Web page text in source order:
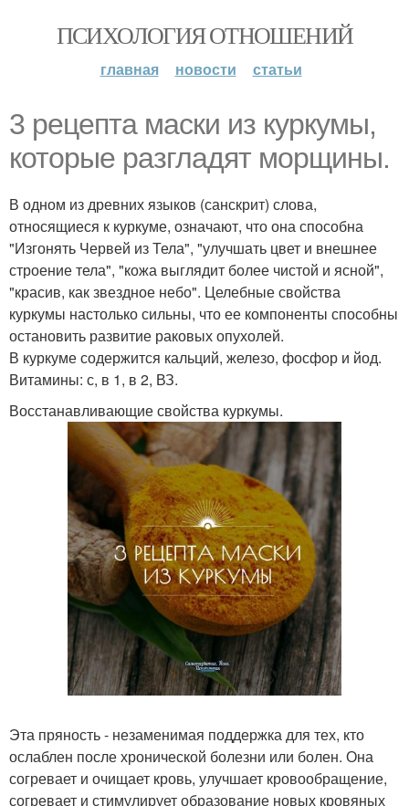
ПСИХОЛОГИЯ ОТНОШЕНИЙ
главная новости статьи
3 рецепта маски из куркумы,
которые разгладят морщины.
В одном из древних языков (санскрит) слова,
относящиеся к куркуме, означают, что она способна
"Изгонять Червей из Тела", "улучшать цвет и внешнее
строение тела", "кожа выглядит более чистой и ясной",
"красив, как звездное небо". Целебные свойства
куркумы настолько сильны, что ее компоненты способны
остановить развитие раковых опухолей.
В куркуме содержится кальций, железо, фосфор и йод.
Витамины: с, в 1, в 2, ВЗ.
Восстанавливающие свойства куркумы.
Эта пряность - незаменимая поддержка для тех, кто
ослаблен после хронической болезни или болен. Она
согревает и очищает кровь, улучшает кровообращение,
согревает и стимулирует образование новых кровяных